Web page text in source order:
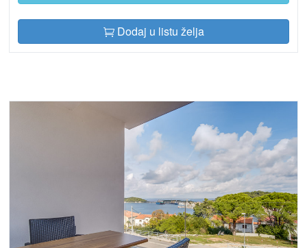
Dodaj u listu želja